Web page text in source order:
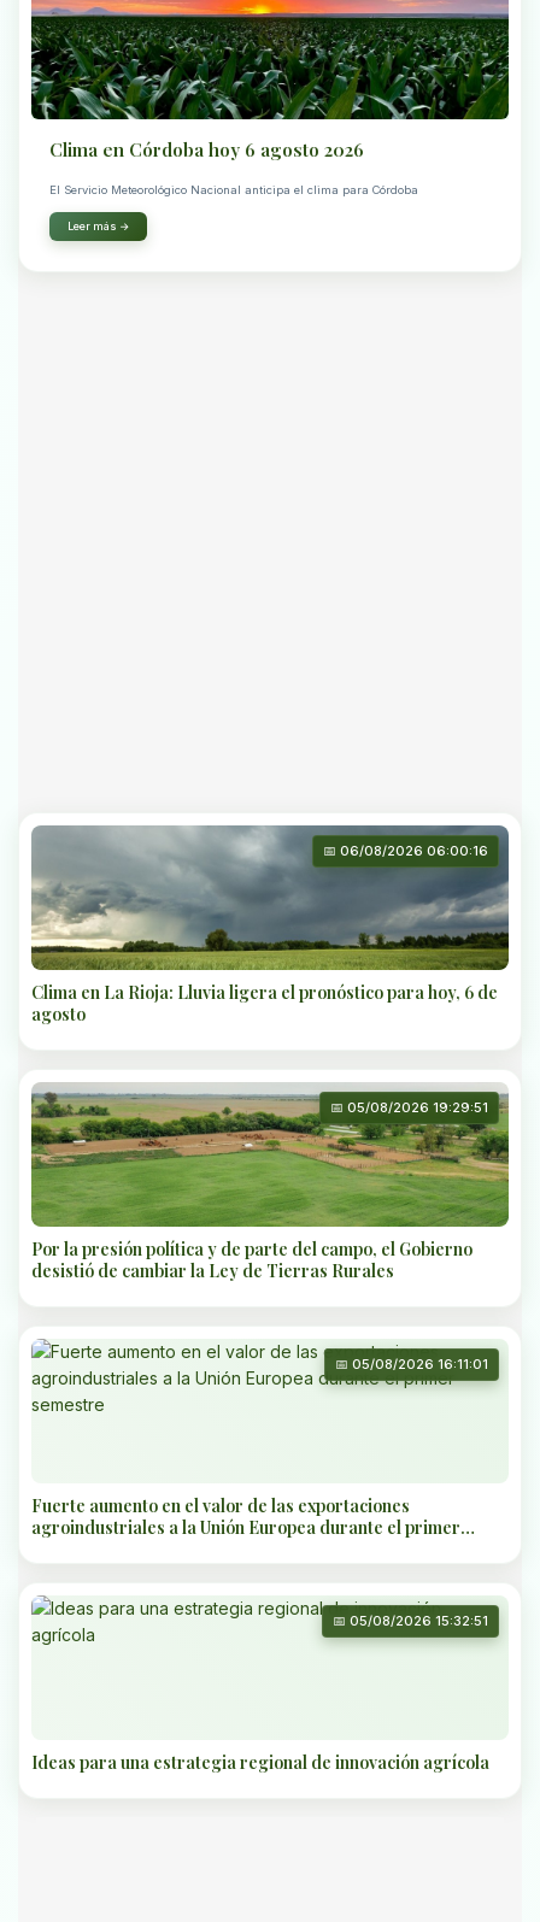
Clima en Córdoba hoy 6 agosto 2026
El Servicio Meteorológico Nacional anticipa el clima para Córdoba
Leer más →
📅 06/08/2026 06:00:16
Clima en La Rioja: Lluvia ligera el pronóstico para hoy, 6 de
agosto
📅 05/08/2026 19:29:51
Por la presión política y de parte del campo, el Gobierno
desistió de cambiar la Ley de Tierras Rurales
📅 05/08/2026 16:11:01
Fuerte aumento en el valor de las exportaciones
agroindustriales a la Unión Europea durante el primer
📅 05/08/2026 15:32:51
Ideas para una estrategia regional de innovación agrícola